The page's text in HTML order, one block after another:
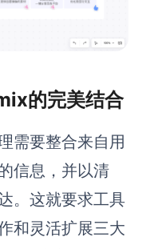
的完美结合
需要整合来自用
信息，并以清
。这就要求工具
和灵活扩展三大